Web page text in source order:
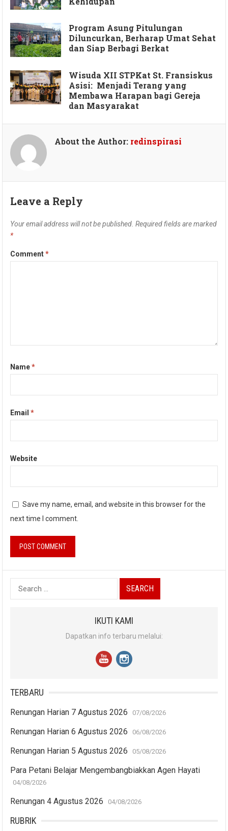
Program Asung Pitulungan
Diluncurkan, Berharap Umat Sehat
dan Siap Berbagi Berkat
Wisuda XII STPKat St. Fransiskus
Asisi: Menjadi Terang yang
Membawa Harapan bagi Gereja
dan Masyarakat
About the Author: redinspirasi
Leave a Reply
Your email address will not be published. Required fields are marked
*
Comment*
Name*
Email*
Website
Save my name, email, and website in this browser for the
next time I comment.
Search
for:
IKUTI KAMI
Dapatkan info terbaru melalui:
TERBARU
Renungan Harian 7 Agustus 2026 07/08/2026
Renungan Harian 6 Agustus 2026 06/08/2026
Renungan Harian 5 Agustus 2026 05/08/2026
Para Petani Belajar Mengembangbiakkan Agen Hayati
04/08/2026
Renungan 4 Agustus 2026 04/08/2026
RUBRIK